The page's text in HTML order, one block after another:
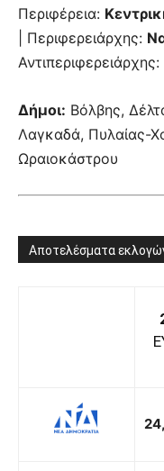
Περιφέρεια:
| Περιφερειάρχης:
Αντιπεριφερειάρχης:
Δήμοι: Βόλβης,
Λαγκαδά, Πυλαίας-
Ωραιοκάστρου
Αποτελέσματα